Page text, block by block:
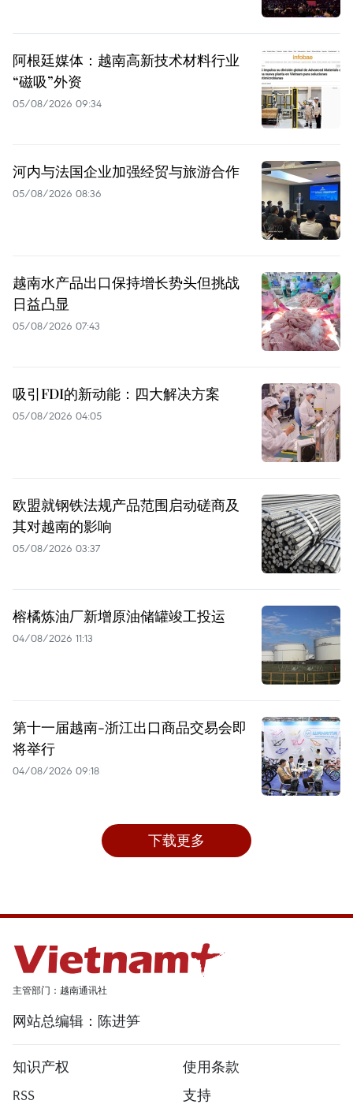
阿根廷媒体：越南高新技术材料行业
“磁吸”外资
05/08/2026 09:34
河内与法国企业加强经贸与旅游合作
05/08/2026 08:36
越南水产品出口保持增长势头但挑战
日益凸显
05/08/2026 07:43
吸引FDI的新动能：四大解决方案
05/08/2026 04:05
欧盟就钢铁法规产品范围启动磋商及
其对越南的影响
05/08/2026 03:37
榕橘炼油厂新增原油储罐竣工投运
04/08/2026 11:13
第十一届越南-浙江出口商品交易会即
将举行
04/08/2026 09:18
下载更多
主管部门：越南通讯社
网站总编辑：陈进笋
知识产权
使用条款
RSS
支持